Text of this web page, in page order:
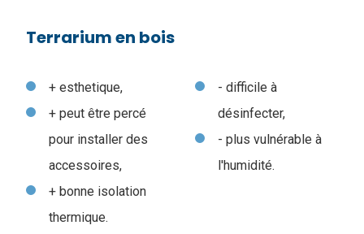
Terrarium en bois
+ esthetique,
+ peut être percé
pour installer des
accessoires,
+ bonne isolation
thermique.
- difficile à
désinfecter,
- plus vulnérable à
l'humidité.